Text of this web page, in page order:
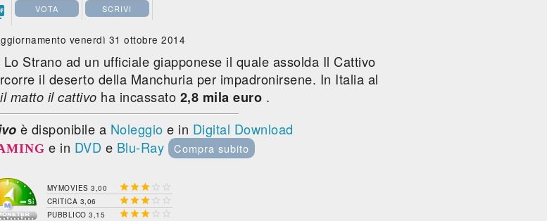
VOTA SCRIVI
venerdì 31 ottobre 2014
Strano ad un ufficiale giapponese il quale assolda Il Cattivo
il deserto della Manchuria per impadronirsene. In Italia al
matto il cattivo ha incassato 2,8 mila euro .
è disponibile a Noleggio e in Digital Download
e in DVD e Blu-Ray Compra subito
MYMOVIES 3,00   
CRITICA 3,06   
PUBBLICO 3,15   